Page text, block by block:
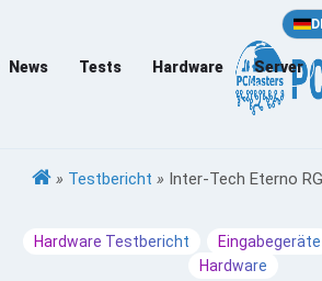
News Tests Hardware Server
» Testbericht » Inter-Tech Eterno
Hardware Testbericht Eingabegeräte
Hardware